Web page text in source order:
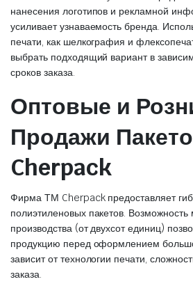
нанесения логотипов и рекламной
усиливает узнаваемость бренда.
печати, как шелкография и
выбрать подходящий вариант в
сроков заказа.
Оптовые и
Продажи
Cherpack
Фирма ТМ Cherpack предоставляет
полиэтиленовых пакетов. Возможность
производства (от двухсот единиц)
продукцию перед оформлением
зависит от технологии печати,
заказа.